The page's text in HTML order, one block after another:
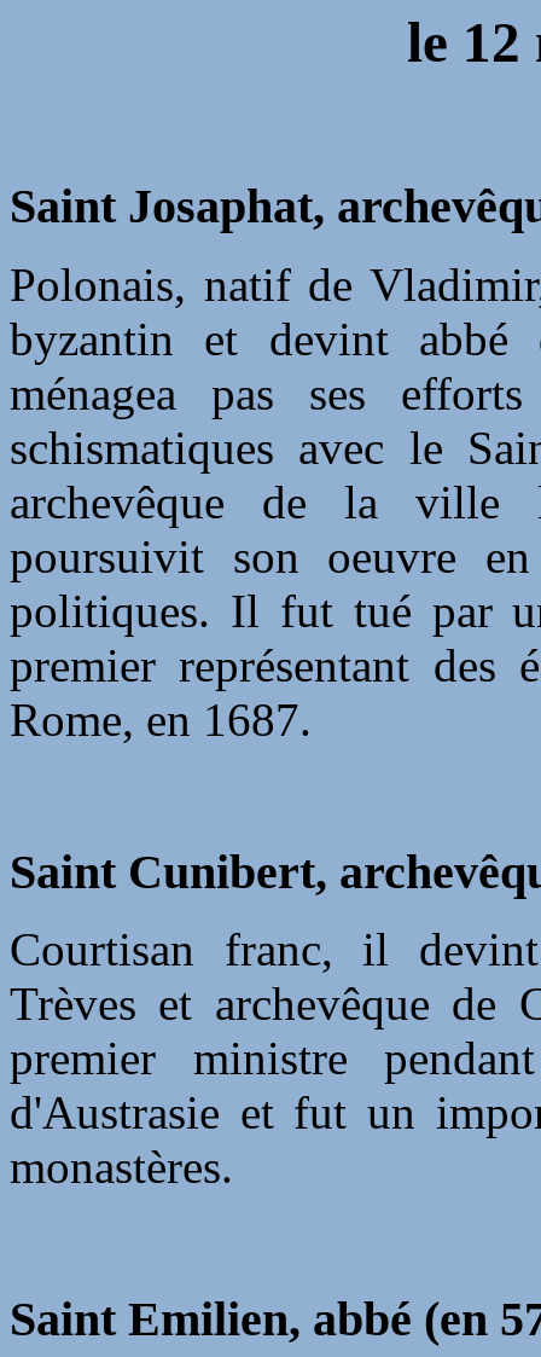
le 12
Saint Josaphat,
Polonais, natif de
byzantin et devint
ménagea pas ses
schismatiques avec le
archevêque de la
poursuivit son oeuvre
politiques. Il fut tué par
premier représentant des
Rome, en 1687.
Saint Cunibert,
Courtisan franc, il devint
Trèves et archevêque de
premier ministre
d'Austrasie et fut un
monastères.
Saint Emilien, abbé (en